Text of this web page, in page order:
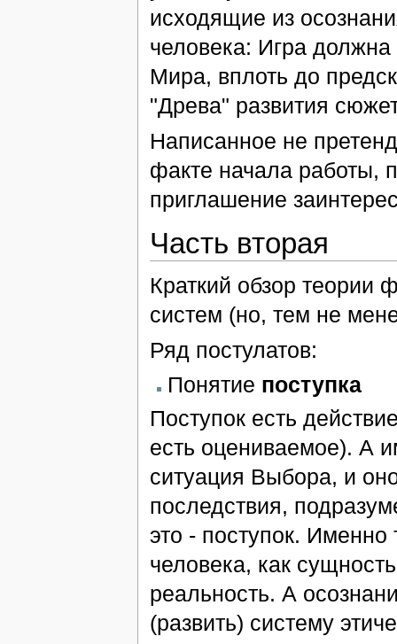
исходящие из
человека: Игра
Мира, вплоть до
"Древа" развития
Написанное не
факте начала работы,
приглашение
Часть вторая
Краткий обзор теории
систем (но, тем не
Ряд постулатов:
Понятие поступка
Поступок есть
есть оцениваемое). А
ситуация Выбора, и
последствия,
это - поступок.
человека, как
реальность. А
(развить) систему